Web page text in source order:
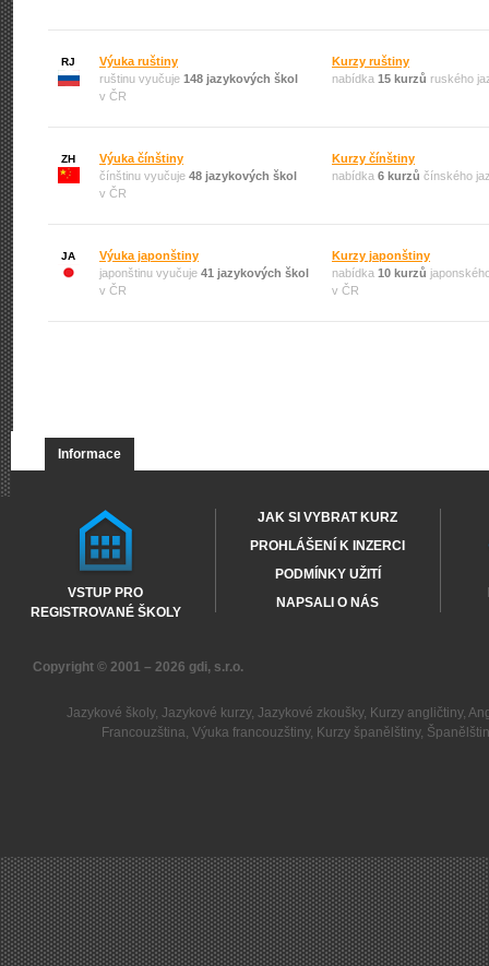
RJ
Výuka ruštiny
ruštinu vyučuje 148 jazykových škol
v ČR
Kurzy ruštiny
nabídka 15 kurzů ruského
ZH
Výuka čínštiny
čínštinu vyučuje 48 jazykových škol
v ČR
Kurzy čínštiny
nabídka 6 kurzů čínského
JA
Výuka japonštiny
japonštinu vyučuje 41 jazykových škol
v ČR
Kurzy japonštiny
nabídka 10 kurzů
v ČR
Informace
VSTUP PRO
REGISTROVANÉ ŠKOLY
JAK SI VYBRAT KURZ
PROHLÁŠENÍ K INZERCI
PODMÍNKY UŽITÍ
NAPSALI O NÁS
Copyright © 2001 – 2026 gdi, s.r.o.
Jazykové školy, Jazykové kurzy, Jazykové zkoušky, Kurzy angličtiny,
Francouzština,Výuka francouzštiny, Kurzy španělštiny,